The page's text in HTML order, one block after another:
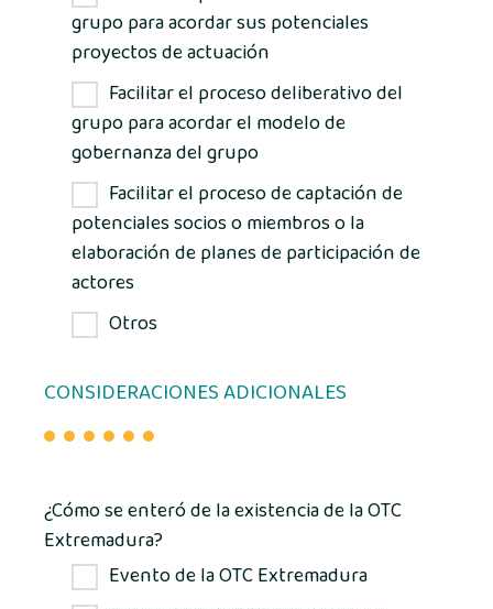
grupo para acordar sus potenciales
proyectos de actuación
Facilitar el proceso deliberativo del
grupo para acordar el modelo de
gobernanza del grupo
Facilitar el proceso de captación de
potenciales socios o miembros o la
elaboración de planes de participación de
actores
Otros
CONSIDERACIONES ADICIONALES
¿Cómo se enteró de la existencia de la OTC
Extremadura?
Evento de la OTC Extremadura